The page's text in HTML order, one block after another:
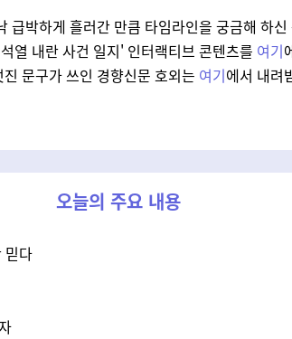
급박하게 흘러간 만큼 타임라인을 궁금해 하
열 내란 사건 일지' 인터랙티브 콘텐츠를 여기
문구가 쓰인 경향신문 호외는 여기에서 내려
오늘의 주요 내용
믿다